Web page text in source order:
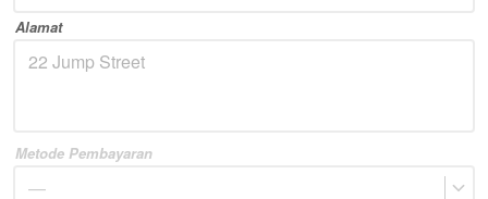
Alamat
Metode Pembayaran
—